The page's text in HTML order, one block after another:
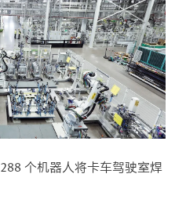
288 个机器人将卡车驾驶室焊